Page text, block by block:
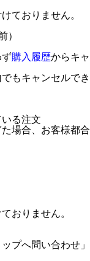
ておりません。
）
ず購入履歴からキャ
もキャンセルでき
る注文
場合、お客様都合
おりません。
プへ問い合わせ」